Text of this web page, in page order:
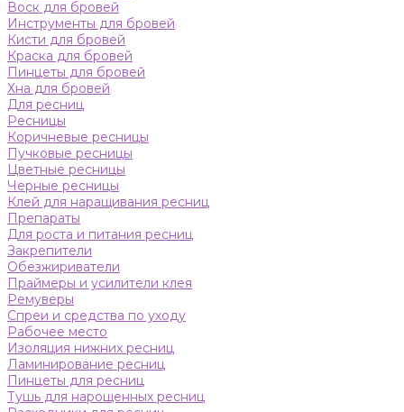
Воск для бровей
Инструменты для бровей
Кисти для бровей
Краска для бровей
Пинцеты для бровей
Хна для бровей
Для ресниц
Ресницы
Коричневые ресницы
Пучковые ресницы
Цветные ресницы
Черные ресницы
Клей для наращивания ресниц
Препараты
Для роста и питания ресниц
Закрепители
Обезжириватели
Праймеры и усилители клея
Ремуверы
Спреи и средства по уходу
Рабочее место
Изоляция нижних ресниц
Ламинирование ресниц
Пинцеты для ресниц
Тушь для нарощенных ресниц